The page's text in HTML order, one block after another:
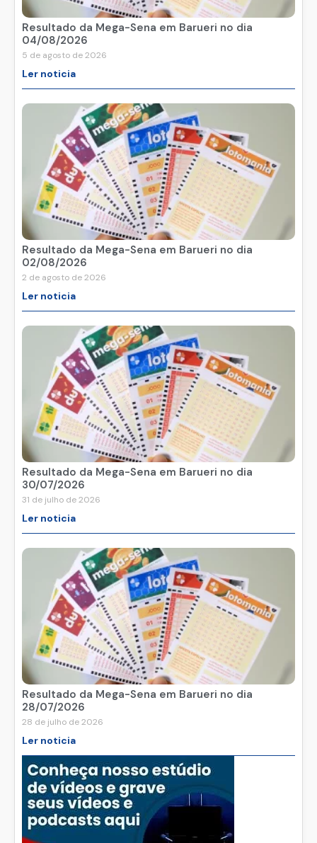
Resultado da Mega-Sena em Barueri no dia
04/08/2026
5 de agosto de 2026
Ler noticia
Resultado da Mega-Sena em Barueri no dia
02/08/2026
2 de agosto de 2026
Ler noticia
Resultado da Mega-Sena em Barueri no dia
30/07/2026
31 de julho de 2026
Ler noticia
Resultado da Mega-Sena em Barueri no dia
28/07/2026
28 de julho de 2026
Ler noticia